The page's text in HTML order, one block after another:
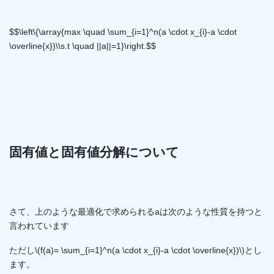
$$\left\{\array{max \quad \sum_{i=1}^n(a \cdot x_{i}-a \cdot
\overline{x})\\s.t \quad ||a||=1}\right.$$
固有値と固有値分解について
さて、上のような最適化で求められるaは次のような性質を持つと
言われています
ただし\(f(a)= \sum_{i=1}^n(a \cdot x_{i}-a \cdot \overline{x})\)とし
ます。